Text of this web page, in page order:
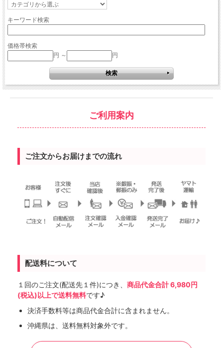
キーワード検索
価格帯検索
円 ～
円
ご利用案内
ご注文からお届けまでの流れ
配送料について
１回のご注文(配送先１件)につき、 商品代金合計 6,980円
(税込)以上で送料無料です♪
決済手数料等は商品代金合計に含まれません。
沖縄県は、送料無料対象外です。